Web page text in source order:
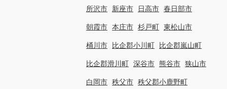
所沢市 新座市 日高市 春日部市
朝霞市 本庄市 杉戸町 東松山市
桶川市 比企郡小川町 比企郡嵐山町
比企郡滑川町 深谷市 熊谷市 狭山市
白岡市 秩父市 秩父郡小鹿野町